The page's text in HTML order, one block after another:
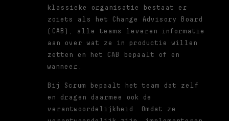
klassieke organisatie bestaat er
zoiets als het Change Advisory Board
(CAB), alle teams leveren informatie
aan over wat ze in productie willen
zetten en het CAB bepaalt of en
wanneer.
Bij Scrum bepaalt het team dat zelf
en dragen daarmee ook de
verantwoordelijkheid. Omdat ze